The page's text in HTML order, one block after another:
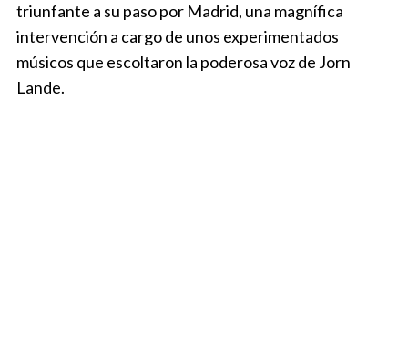
triunfante a su paso por Madrid, una magnífica
intervención a cargo de unos experimentados
músicos que escoltaron la poderosa voz de Jorn
Lande.